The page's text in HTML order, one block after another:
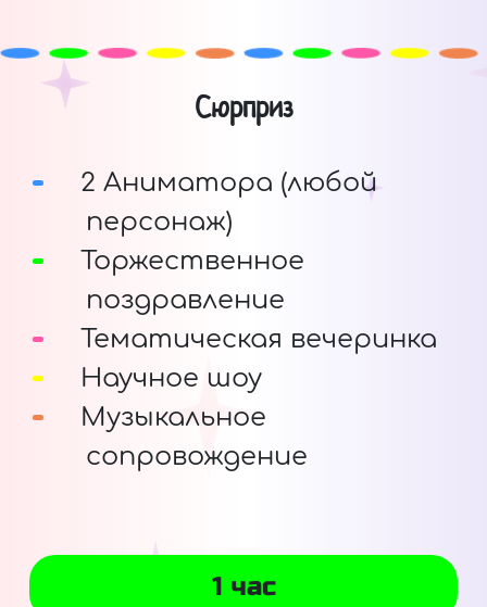
Сюрприз
2 Аниматора (любой
персонаж)
Торжественное
поздравление
Тематическая вечеринка
Научное шоу
Музыкальное
сопровождение
1 час